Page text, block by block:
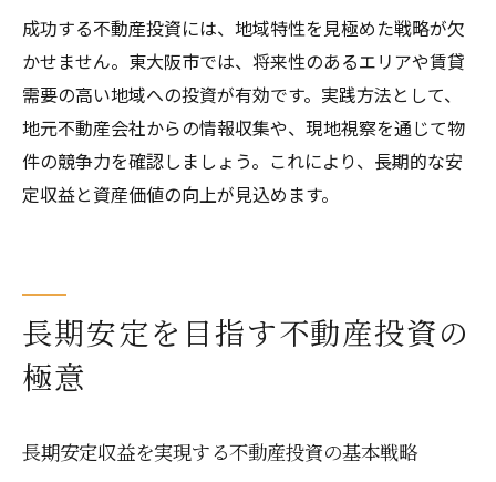
成功する不動産投資には、地域特性を見極めた戦略が欠
かせません。東大阪市では、将来性のあるエリアや賃貸
需要の高い地域への投資が有効です。実践方法として、
地元不動産会社からの情報収集や、現地視察を通じて物
件の競争力を確認しましょう。これにより、長期的な安
定収益と資産価値の向上が見込めます。
長期安定を目指す不動産投資の
極意
長期安定収益を実現する不動産投資の基本戦略